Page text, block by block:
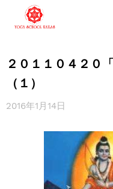
２０１１０４２０
（１）
2016年1月14日